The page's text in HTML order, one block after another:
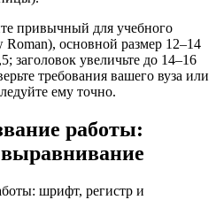
привычный для учебного
основной размер 12–14
заголовок увеличьте до 14–16
требования вашего вуза или
ему точно.
работы: